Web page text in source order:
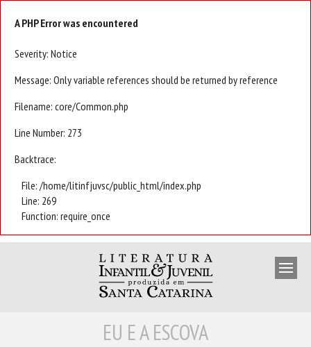
A PHP Error was encountered
Severity: Notice
Message: Only variable references should be returned by reference
Filename: core/Common.php
Line Number: 273
Backtrace:
File: /home/litinfjuvsc/public_html/index.php
Line: 269
Function: require_once
ESCRITORES
EU E A ESCOVA